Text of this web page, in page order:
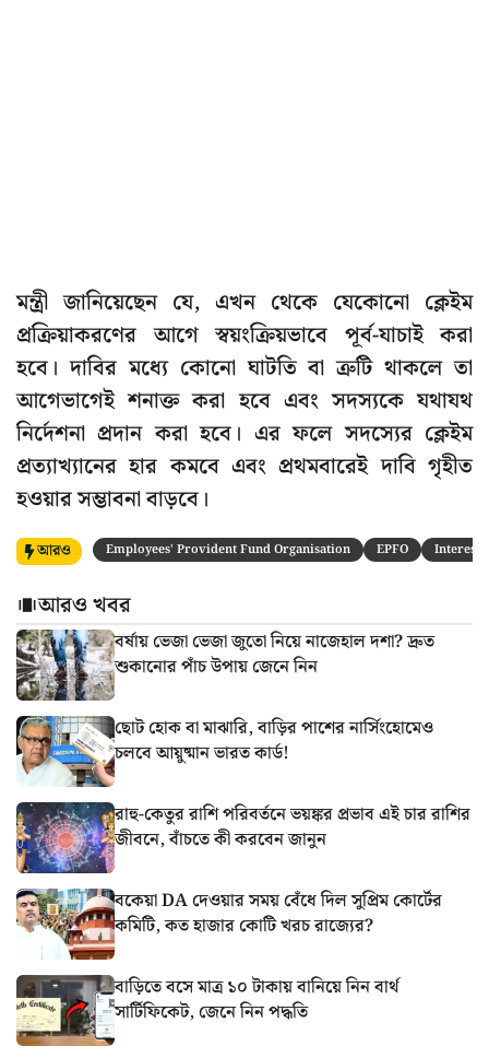
মন্ত্রী জানিয়েছেন যে, এখন থেকে যেকোনো ক্লেইম
প্রক্রিয়াকরণের আগে স্বয়ংক্রিয়ভাবে পূর্ব-যাচাই করা
হবে। দাবির মধ্যে কোনো ঘাটতি বা ত্রুটি থাকলে তা
আগেভাগেই শনাক্ত করা হবে এবং সদস্যকে যথাযথ
নির্দেশনা প্রদান করা হবে। এর ফলে সদস্যের ক্লেইম
প্রত্যাখ্যানের হার কমবে এবং প্রথমবারেই দাবি গৃহীত
হওয়ার সম্ভাবনা বাড়বে।
আরও Employees' Provident Fund Organisation EPFO Interest
আরও খবর
বর্ষায় ভেজা ভেজা জুতো নিয়ে নাজেহাল দশা? দ্রুত
শুকানোর পাঁচ উপায় জেনে নিন
ছোট হোক বা মাঝারি, বাড়ির পাশের নার্সিংহোমেও
চলবে আয়ুষ্মান ভারত কার্ড!
রাহু-কেতুর রাশি পরিবর্তনে ভয়ঙ্কর প্রভাব এই চার রাশির
জীবনে, বাঁচতে কী করবেন জানুন
বকেয়া DA দেওয়ার সময় বেঁধে দিল সুপ্রিম কোর্টের
কমিটি, কত হাজার কোটি খরচ রাজ্যের?
বাড়িতে বসে মাত্র ১০ টাকায় বানিয়ে নিন বার্থ
সার্টিফিকেট, জেনে নিন পদ্ধতি